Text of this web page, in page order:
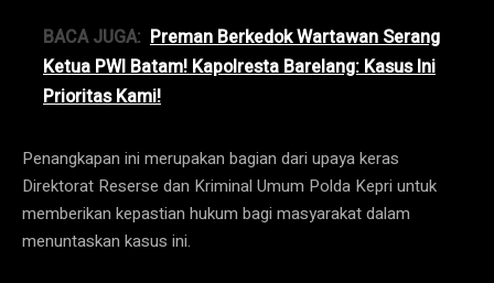
BACA JUGA: Preman Berkedok Wartawan Serang
Ketua PWI Batam! Kapolresta Barelang: Kasus Ini
Prioritas Kami!
Penangkapan ini merupakan bagian dari upaya keras
Direktorat Reserse dan Kriminal Umum Polda Kepri untuk
memberikan kepastian hukum bagi masyarakat dalam
menuntaskan kasus ini.